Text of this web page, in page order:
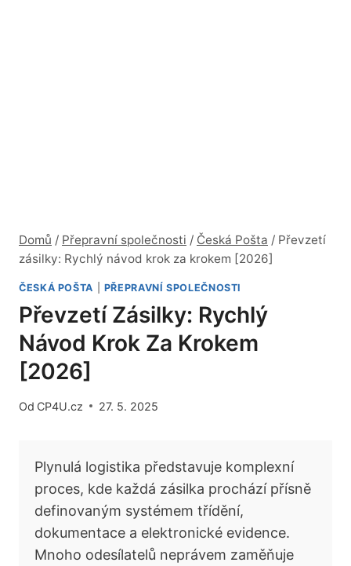
Domů / Přepravní společnosti / Česká Pošta / Převzetí
zásilky: Rychlý návod krok za krokem [2026]
ČESKÁ POŠTA PŘEPRAVNÍ SPOLEČNOSTI
Převzetí Zásilky: Rychlý
Návod Krok Za Krokem
[2026]
Od CP4U.cz 27. 5. 2025
Plynulá logistika představuje komplexní
proces, kde každá zásilka prochází přísně
definovaným systémem třídění,
dokumentace a elektronické evidence.
Mnoho odesílatelů neprávem zaměňuje